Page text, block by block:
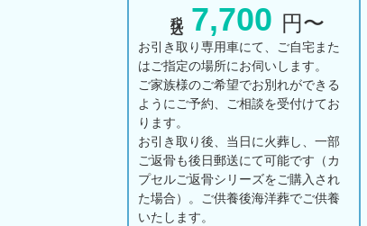
7,700 円〜
お引き取り専用車にて、ご自宅また
はご指定の場所にお伺いします。
ご家族様のご希望でお別れができる
ようにご予約、ご相談を受付けてお
ります。
お引き取り後、当日に火葬し、一部
ご返骨も後日郵送にて可能です（カ
プセルご返骨シリーズをご購入され
た場合）。ご供養後海洋葬でご供養
いたします。